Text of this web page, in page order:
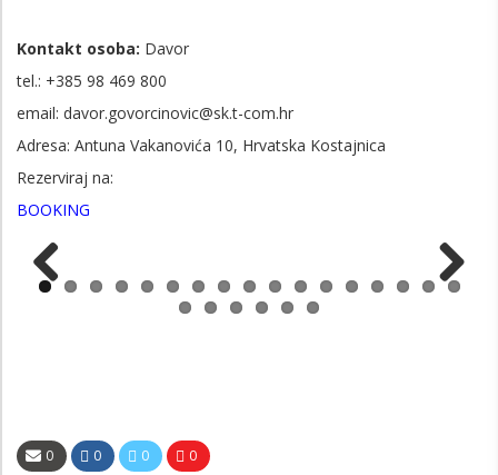
Kontakt osoba: Davor
tel.: +385 98 469 800
email: davor.govorcinovic@sk.t-com.hr
Adresa: Antuna Vakanovića 10, Hrvatska Kostajnica
Rezerviraj na:
BOOKING
Previous Next
0 0 0 0